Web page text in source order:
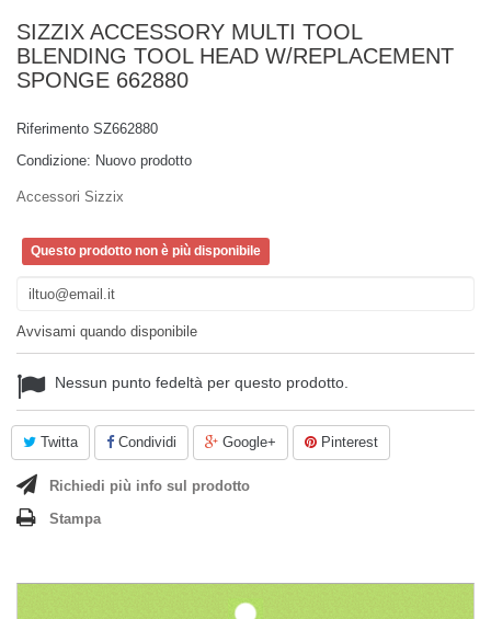
SIZZIX ACCESSORY MULTI TOOL
BLENDING TOOL HEAD W/REPLACEMENT
SPONGE 662880
Riferimento SZ662880
Condizione: Nuovo prodotto
Accessori Sizzix
Questo prodotto non è più disponibile
Avvisami quando disponibile
Nessun punto fedeltà per questo prodotto.
Twitta Condividi Google+ Pinterest
Richiedi più info sul prodotto
Stampa